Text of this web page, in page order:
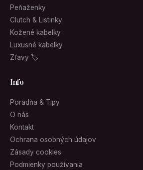
Peňaženky
Clutch & Listinky
Kožené kabelky
Luxusné kabelky
Zľavy 🏷
Info
Poradňa & Tipy
O nás
Kontakt
Ochrana osobných údajov
Zásady cookies
Podmienky používania